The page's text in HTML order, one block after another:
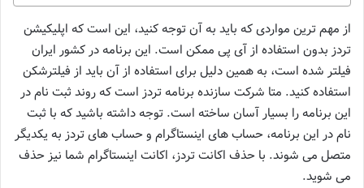
از مهم ترین مواردی که باید به آن توجه کنید، این است که اپلیکیشن
تردز بدون استفاده از آی پی ممکن است. این برنامه در کشور ایران
فیلتر شده است، به همین دلیل برای استفاده از آن باید از فیلترشکن
استفاده کنید. متا شرکت سازنده برنامه تردز است که روند ثبت نام در
این برنامه را بسیار آسان ساخته است. توجه داشته باشید که با ثبت
نام در این برنامه، حساب های اینستاگرام و حساب های تردز به یکدیگر
متصل می شوند. با حذف اکانت تردز، اکانت اینستاگرام شما نیز حذف
می شوید.